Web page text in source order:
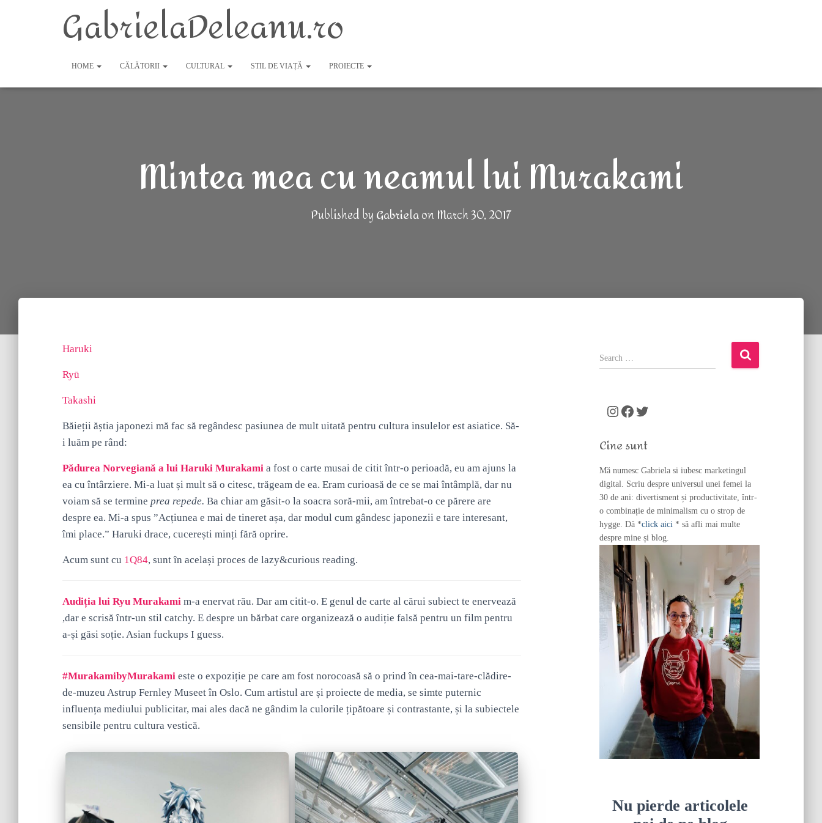
GabrielaDeleanu.ro
HOME CĂLĂTORII CULTURAL STIL DE VIAȚĂ PROIECTE
Mintea mea cu neamul lui Murakami
Published byGabrielaonMarch 30, 2017
Haruki
Ryū
Takashi
Băieții ăștia japonezi mă fac să regândesc pasiunea de mult uitată pentru cultura insulelor est asiatice. Să-
i luăm pe rând:
Pădurea Norvegiană a lui Haruki Murakami a fost o carte musai de citit într-o perioadă, eu am ajuns la
ea cu întârziere. Mi-a luat și mult să o citesc, trăgeam de ea. Eram curioasă de ce se mai întâmplă, dar nu
voiam să se termine prea repede. Ba chiar am găsit-o la soacra soră-mii, am întrebat-o ce părere are
despre ea. Mi-a spus ”Acțiunea e mai de tineret așa, dar modul cum gândesc japonezii e tare interesant,
îmi place.” Haruki drace, cucerești minți fără oprire.
Acum sunt cu 1Q84, sunt în același proces de lazy&curious reading.
Audiția lui Ryu Murakami m-a enervat rău. Dar am citit-o. E genul de carte al cărui subiect te enervează
,dar e scrisă într-un stil catchy. E despre un bărbat care organizează o audiție falsă pentru un film pentru
a-și găsi soție. Asian fuckups I guess.
#MurakamibyMurakami este o expoziție pe care am fost norocoasă să o prind în cea-mai-tare-clădire-
de-muzeu Astrup Fernley Museet în Oslo. Cum artistul are și proiecte de media, se simte puternic
influența mediului publicitar, mai ales dacă ne gândim la culorile țipătoare și contrastante, și la subiectele
sensibile pentru cultura vestică.
S
e
o
:
Instagram Facebook Twitter
Cine sunt
Mă numesc Gabriela si iubesc marketingul
digital. Scriu despre universul unei femei la
30 de ani: divertisment și productivitate, într-
o combinație de minimalism cu o strop de
hygge. Dă *click aici * să afli mai multe
despre mine și blog.